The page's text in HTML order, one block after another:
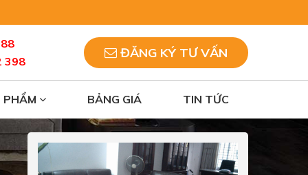
398
ĐĂNG KÝ TƯ VẤN
PHẨM BẢNG GIÁ TIN TỨC